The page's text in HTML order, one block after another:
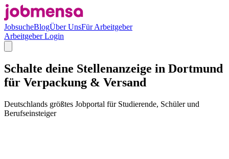
JobsucheBlogÜber UnsFür Arbeitgeber
Arbeitgeber Login
Schalte deine Stellenanzeige in Dortmund
für Verpackung & Versand
Deutschlands größtes Jobportal für Studierende, Schüler und
Berufseinsteiger